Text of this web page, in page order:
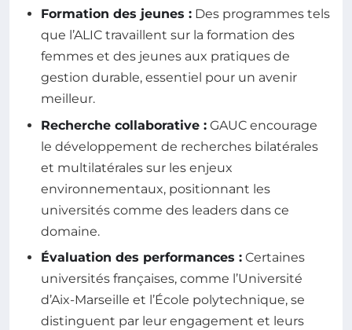
Formation des jeunes : Des programmes tels
que l’ALIC travaillent sur la formation des
femmes et des jeunes aux pratiques de
gestion durable, essentiel pour un avenir
meilleur.
Recherche collaborative : GAUC encourage
le développement de recherches bilatérales
et multilatérales sur les enjeux
environnementaux, positionnant les
universités comme des leaders dans ce
domaine.
Évaluation des performances : Certaines
universités françaises, comme l’Université
d’Aix-Marseille et l’École polytechnique, se
distinguent par leur engagement et leurs